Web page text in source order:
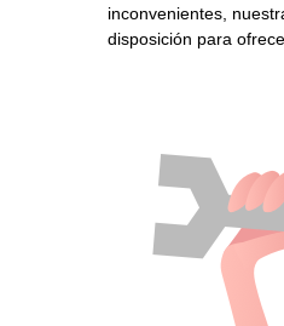
inconvenientes,
disposición para